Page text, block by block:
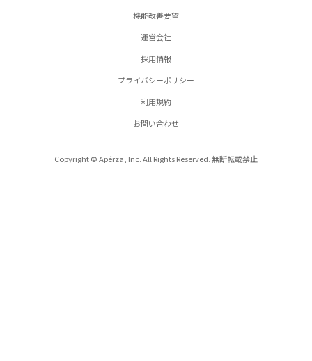
機能改善要望
運営会社
採用情報
プライバシーポリシー
利用規約
お問い合わせ
Copyright © Apérza, Inc. All Rights Reserved. 無断転載禁止